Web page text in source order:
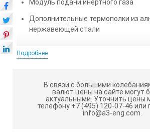
Модуль подачи инертного газа
Дополнительные термополки из
нержавеющей стали
Технические характеристики
Модель
Подробнее
В связи с большими
валют цены на сайте могут
актуальными. Уточнить цены
телефону +7 (495) 120-07-46 или
info@a3-eng.com.